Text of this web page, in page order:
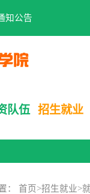
知公告
队伍 招生就业
： 首页>招生就业>